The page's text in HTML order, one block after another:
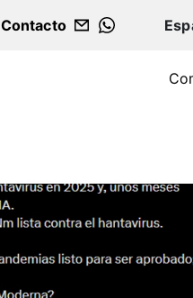
Contacto
WHATSAPP